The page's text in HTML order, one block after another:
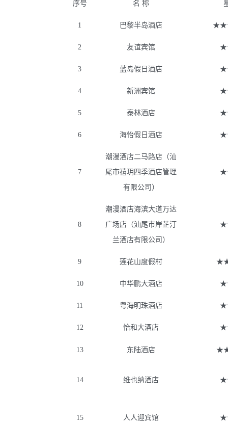
序号 名 称
1 巴黎半岛酒店
2 友谊宾馆
3 蓝岛假日酒店
4 新洲宾馆
5 泰林酒店
6 海怡假日酒店
7
潮漫酒店二马路店（汕
尾市禧玥四季酒店管理
有限公司）
8
潮漫酒店海滨大道万达
广场店（汕尾市岸芷汀
兰酒店有限公司）
9 莲花山度假村
10 中华鹏大酒店
11 粤海明珠酒店
12 怡和大酒店
13 东陆酒店
14 维也纳酒店
15 人人迎宾馆